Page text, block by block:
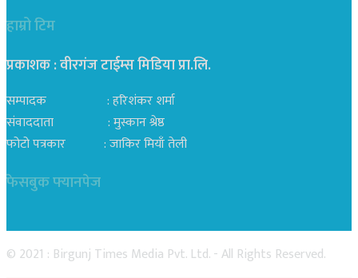
हाम्रो टिम
प्रकाशक : वीरगंज टाईम्स मिडिया प्रा‍.लि.
सम्पादक : हरिशंकर शर्मा
संवाददाता : मुस्कान श्रेष्ठ
फोटो पत्रकार : जाकिर मियाँ तेली
फेसबुक फ्यानपेज
© 2021 : Birgunj Times Media Pvt. Ltd. - All Rights Reserved.